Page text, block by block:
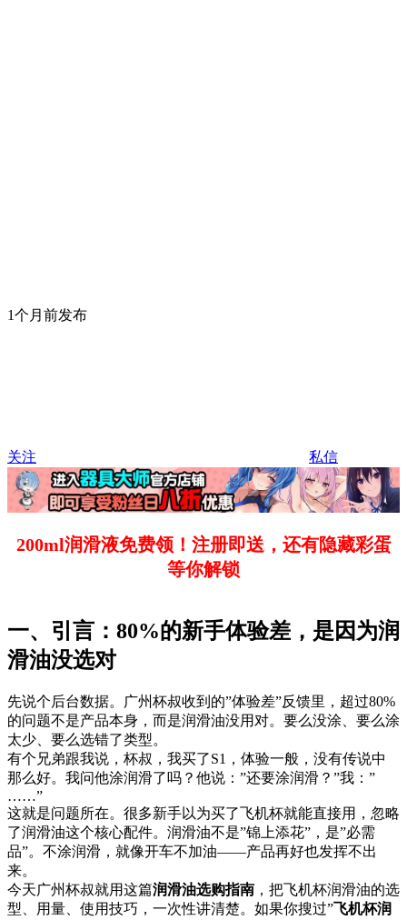
1个月前发布
关注 私信
200ml润滑液免费领！注册即送，还有隐藏彩蛋
等你解锁
一、引言：80%的新手体验差，是因为润
滑油没选对
先说个后台数据。广州杯叔收到的”体验差”反馈里，超过80%
的问题不是产品本身，而是润滑油没用对。要么没涂、要么涂
太少、要么选错了类型。
有个兄弟跟我说，杯叔，我买了S1，体验一般，没有传说中
那么好。我问他涂润滑了吗？他说：”还要涂润滑？”我：”
……”
这就是问题所在。很多新手以为买了飞机杯就能直接用，忽略
了润滑油这个核心配件。润滑油不是”锦上添花”，是”必需
品”。不涂润滑，就像开车不加油——产品再好也发挥不出
来。
今天广州杯叔就用这篇润滑油选购指南 ，把飞机杯润滑油的选
型、用量、使用技巧，一次性讲清楚。如果你搜过”飞机杯润